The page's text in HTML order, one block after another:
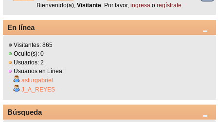
Bienvenido(a), Visitante. Por favor, ingresao regístrate.
En línea
Visitantes: 865
Oculto(s): 0
Usuarios: 2
Usuarios en Línea:
asturgabriel
J_A_REYES
Búsqueda